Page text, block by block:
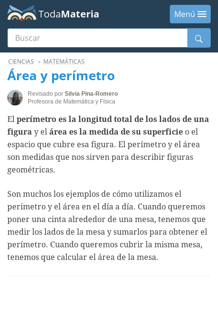
TodaMateria
Menú
Buscar
MenúCIENCIAS MATEMÁTICAS
Área y perímetro
Revisado por Silvia Pina-Romero
Profesora de Matemática y Física
El perímetro es la longitud total de los lados de una
figura y el área es la medida de su superficie o el
espacio que cubre esa figura. El perímetro y el área
son medidas que nos sirven para describir figuras
geométricas.
Son muchos los ejemplos de cómo utilizamos el
perímetro y el área en el día a día. Cuando queremos
poner una cinta alrededor de una mesa, tenemos que
medir los lados de la mesa y sumarlos para obtener el
perímetro. Cuando queremos cubrir la misma mesa,
tenemos que calcular el área de la mesa.